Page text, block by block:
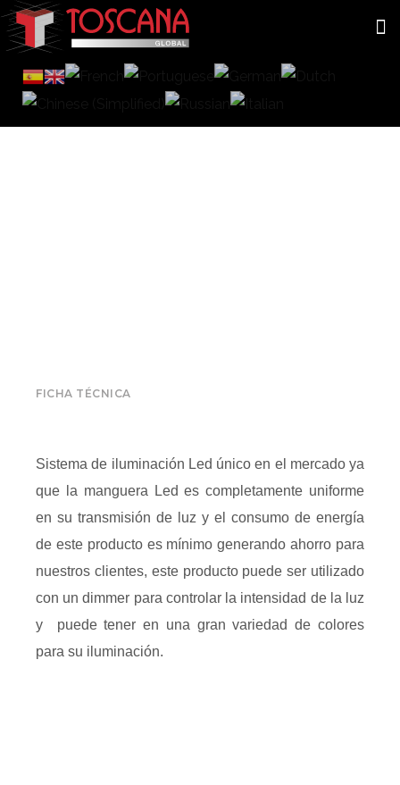
FICHA TÉCNICA
Sistema de iluminación Led único en el mercado ya
que la manguera Led es completamente uniforme
en su transmisión de luz y el consumo de energía
de este producto es mínimo generando ahorro para
nuestros clientes, este producto puede ser utilizado
con un dimmer para controlar la intensidad de la luz
y puede tener en una gran variedad de colores
para su iluminación.